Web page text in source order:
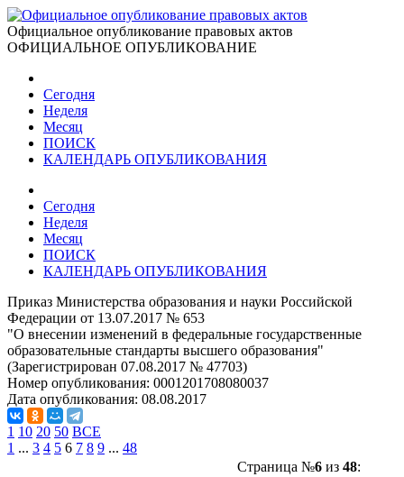
Официальное опубликование правовых актов
ОФИЦИАЛЬНОЕ ОПУБЛИКОВАНИЕ
Сегодня
Неделя
Месяц
ПОИСК
КАЛЕНДАРЬ ОПУБЛИКОВАНИЯ
Сегодня
Неделя
Месяц
ПОИСК
КАЛЕНДАРЬ ОПУБЛИКОВАНИЯ
Приказ Министерства образования и науки Российской
Федерации от 13.07.2017 № 653
"О внесении изменений в федеральные государственные
образовательные стандарты высшего образования"
(Зарегистрирован 07.08.2017 № 47703)
Номер опубликования: 0001201708080037
Дата опубликования: 08.08.2017
1 10 20 50 ВСЕ
1 ... 3 4 5 6 7 8 9 ... 48
Страница №6из 48: